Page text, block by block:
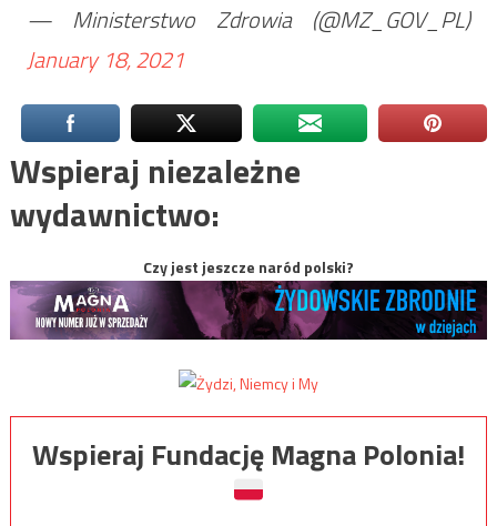
— Ministerstwo Zdrowia (@MZ_GOV_PL)
January 18, 2021
Wspieraj niezależne
wydawnictwo:
Czy jest jeszcze naród polski?
Wspieraj Fundację Magna Polonia!